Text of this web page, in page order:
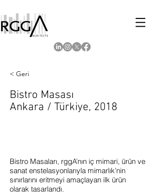
< Geri
Bistro Masası
Ankara / Türkiye, 2018
Bistro Masaları, rggA’nın iç mimari, ürün ve
sanat enstelasyonlarıyla mimarlık’nin
sınırlarını eritmeyi amaçlayan ilk ürün
olarak tasarlandı.